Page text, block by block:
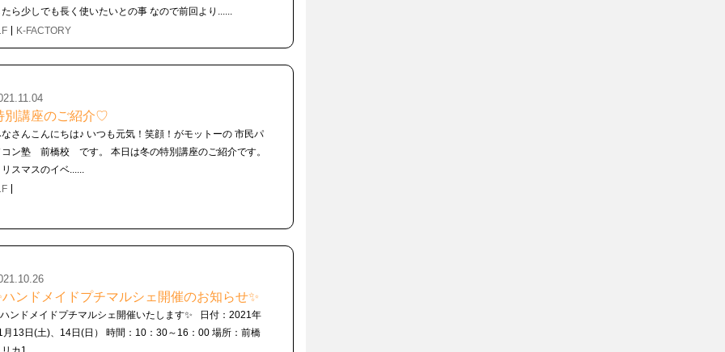
たら少しでも長く使いたいとの事 なので前回より......
K-FACTORY
別講座のご紹介♡
なさんこんにちは♪ いつも元気！笑顔！がモットーの 市民パ
コン塾 前橋校 です。 本日は冬の特別講座のご紹介です。
リスマスのイベ......
ハンドメイドプチマルシェ開催のお知らせ✨
ハンドメイドプチマルシェ開催いたします✨ 日付：2021年
月13日(土)、14日(日） 時間：10：30～16：00 場所：前橋